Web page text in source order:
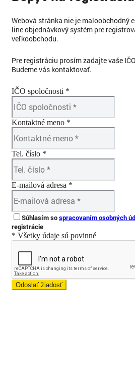
Webová stránka nie je maloobchodný
line objednávkový systém pre
veľkoobchodu.
Pre registráciu prosím zadajte vaše
Budeme vás kontaktovať.
IČO spoločnosti *
Kontaktné meno *
Tel. číslo *
E-mailová adresa *
Súhlasím sospracovaním osobných
registrácie
* Všetky údaje sú povinné
Odoslať žiadosť